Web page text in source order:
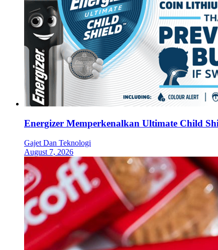
Energizer Memperkenalkan Ultimate Child
Gajet Dan Teknologi
August 7, 2026